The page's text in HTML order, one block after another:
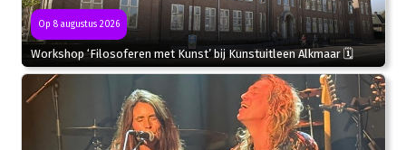
Op 8 augustus 2026
Workshop ‘Filosoferen met Kunst’ bij Kunstuitleen Alkmaar 🗓